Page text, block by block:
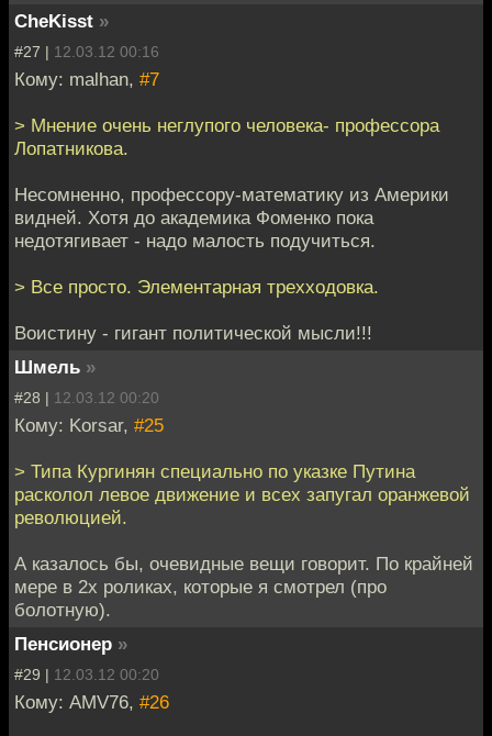
CheKisst »
#27 | 12.03.12 00:16
Кому: malhan, #7
> Мнение очень неглупого человека- профессора
Лопатникова.
Несомненно, профессору-математику из Америки
видней. Хотя до академика Фоменко пока
недотягивает - надо малость подучиться.
> Все просто. Элементарная трехходовка.
Воистину - гигант политической мысли!!!
Шмель »
#28 | 12.03.12 00:20
Кому: Korsar, #25
> Типа Кургинян специально по указке Путина
расколол левое движение и всех запугал оранжевой
революцией.
А казалось бы, очевидные вещи говорит. По крайней
мере в 2х роликах, которые я смотрел (про
болотную).
Пенсионер »
#29 | 12.03.12 00:20
Кому: AMV76, #26